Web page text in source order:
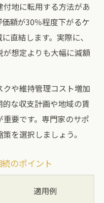
地に転用する方法があ
額が30％程度下がるケ
直結します。実際に、
想定よりも大幅に減額
や維持管理コスト増加
な収支計画や地域の賃
要です。専門家のサポ
を選択しましょう。
のポイント
適用例